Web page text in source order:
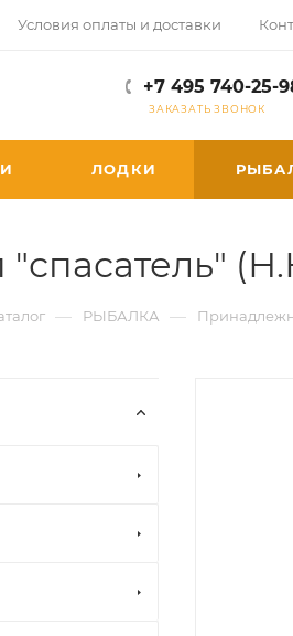
Условия оплаты и доставки
+7 495 740-25-
ЗАКАЗАТЬ ЗВОНОК
ЛОДКИ
— РЫБАЛКА —